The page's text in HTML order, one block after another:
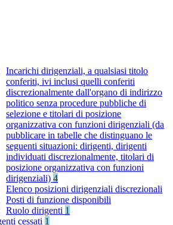
Incarichi dirigenziali, a qualsiasi titolo
conferiti, ivi inclusi quelli conferiti
discrezionalmente dall'organo di indirizzo
politico senza procedure pubbliche di
selezione e titolari di posizione
organizzativa con funzioni dirigenziali (da
pubblicare in tabelle che distinguano le
seguenti situazioni: dirigenti, dirigenti
individuati discrezionalmente, titolari di
posizione organizzativa con funzioni
dirigenziali) 4
Elenco posizioni dirigenziali discrezionali
Posti di funzione disponibili
Ruolo dirigenti 1
cessati 1